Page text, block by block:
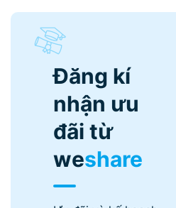
Đăng kí
nhận ưu
đãi từ
weshare